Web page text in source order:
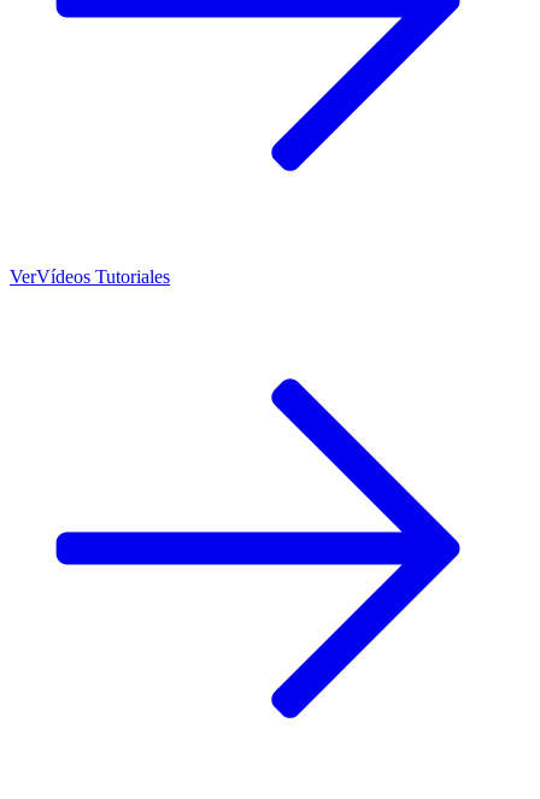
VerVídeos Tutoriales